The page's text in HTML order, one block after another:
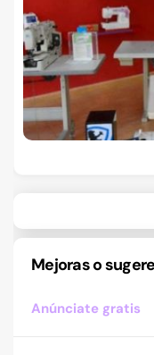
Mejoras o
Anúnciate gratis